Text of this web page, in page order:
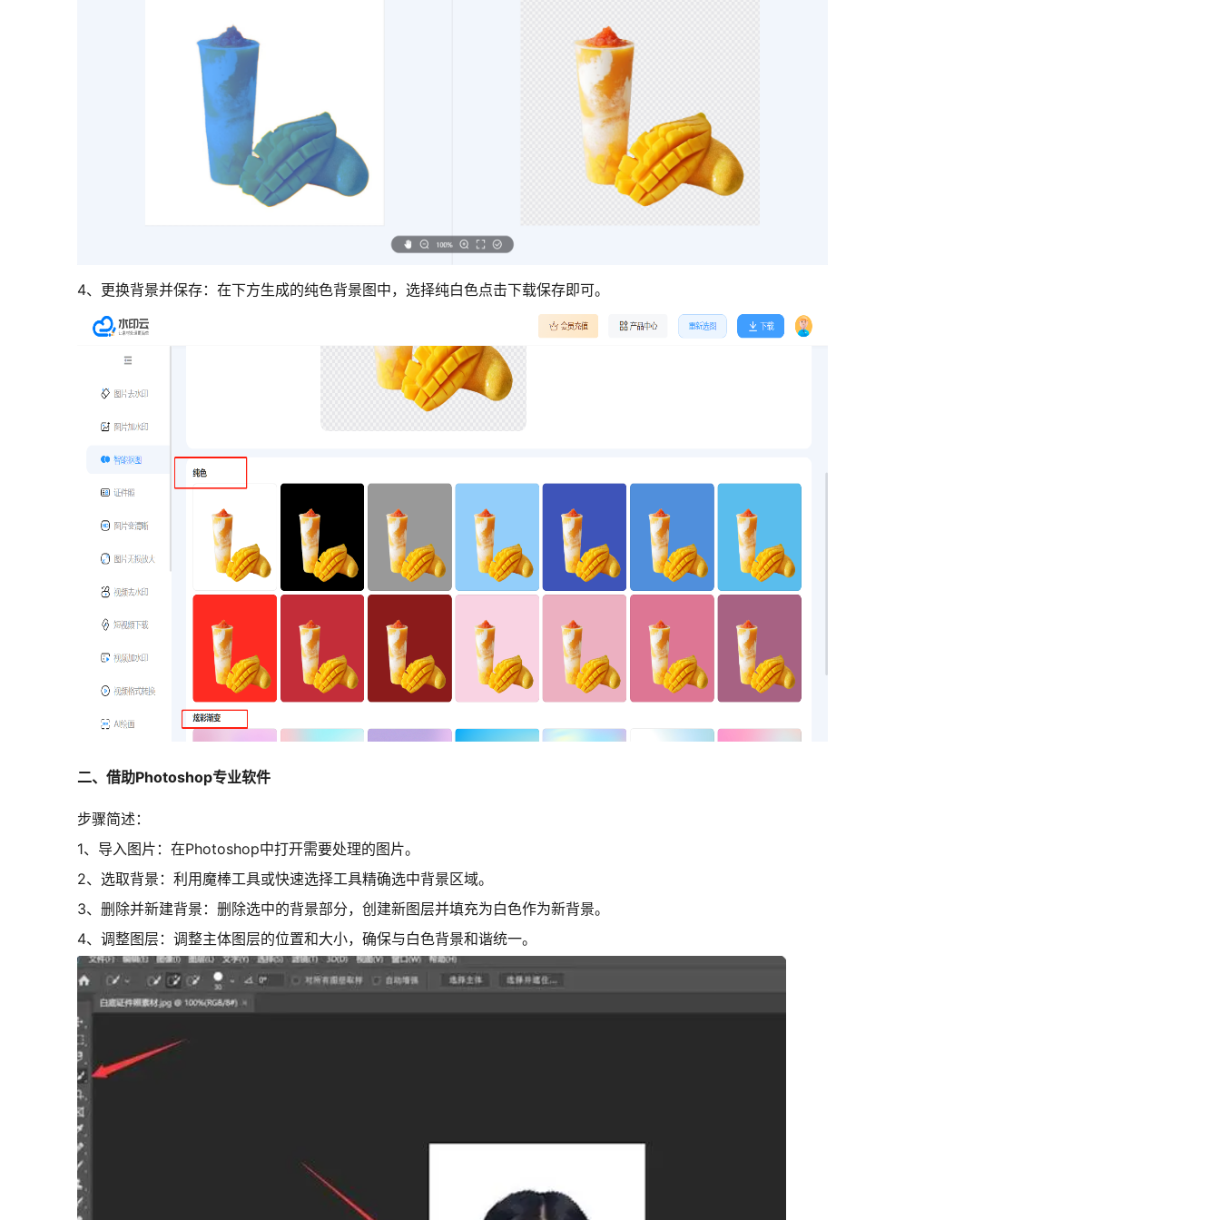
4、更换背景并保存：在下方生成的纯色背景图中，选择纯白色点击下载保存即可。
二、借助Photoshop专业软件
步骤简述：
1、导入图片：在Photoshop中打开需要处理的图片。
2、选取背景：利用魔棒工具或快速选择工具精确选中背景区域。
3、删除并新建背景：删除选中的背景部分，创建新图层并填充为白色作为新背景。
4、调整图层：调整主体图层的位置和大小，确保与白色背景和谐统一。